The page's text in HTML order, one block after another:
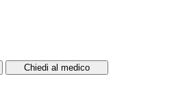
Chiedi al medico